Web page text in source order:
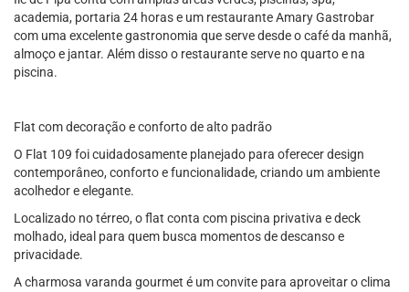
academia, portaria 24 horas e um restaurante Amary Gastrobar
com uma excelente gastronomia que serve desde o café da manhã,
almoço e jantar. Além disso o restaurante serve no quarto e na
piscina.
Flat com decoração e conforto de alto padrão
O Flat 109 foi cuidadosamente planejado para oferecer design
contemporâneo, conforto e funcionalidade, criando um ambiente
acolhedor e elegante.
Localizado no térreo, o flat conta com piscina privativa e deck
molhado, ideal para quem busca momentos de descanso e
privacidade.
A charmosa varanda gourmet é um convite para aproveitar o clima